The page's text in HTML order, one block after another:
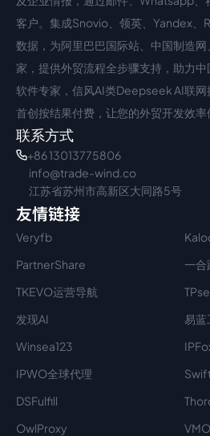
客户。集成Snovio、领英、Yandex
数据，为阿里巴巴国际站、中国制造
家，提供外贸流程全步骤支持，助力
软件专家，信风AI类Deepseek AI联网
首创按结果付费，让您的外贸开发效率
联系方式
+86 13013775806
info@trade-wind.co
江苏省苏州市高新区大同路5号
友情链接
Veryfb
PartnerShare
一合
TKEVO运营导航
发现AI
易蓝
Winsea123
IPWO全球代理
DSFulfill
OwlProxy